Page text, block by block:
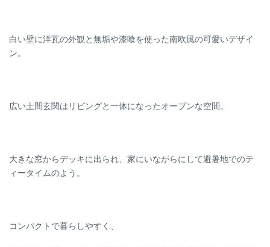
白い壁に洋瓦の外観と無垢や漆喰を使った南欧風の可愛いデザイ
ン。
広い土間玄関はリビングと一体になったオープンな空間。
大きな窓からデッキに出られ、家にいながらにして避暑地でのテ
ィータイムのよう。
コンパクトで暮らしやすく、